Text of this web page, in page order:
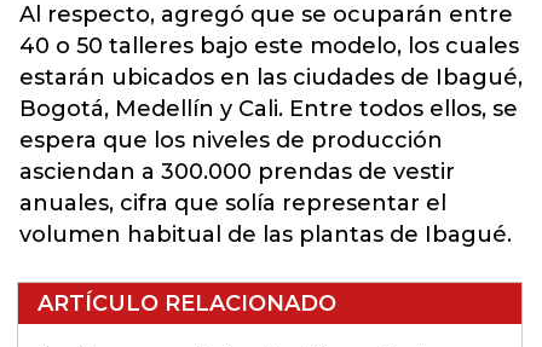
Al respecto, agregó que se ocuparán entre
40 o 50 talleres bajo este modelo, los cuales
estarán ubicados en las ciudades de Ibagué,
Bogotá, Medellín y Cali. Entre todos ellos, se
espera que los niveles de producción
asciendan a 300.000 prendas de vestir
anuales, cifra que solía representar el
volumen habitual de las plantas de Ibagué.
ARTÍCULO RELACIONADO